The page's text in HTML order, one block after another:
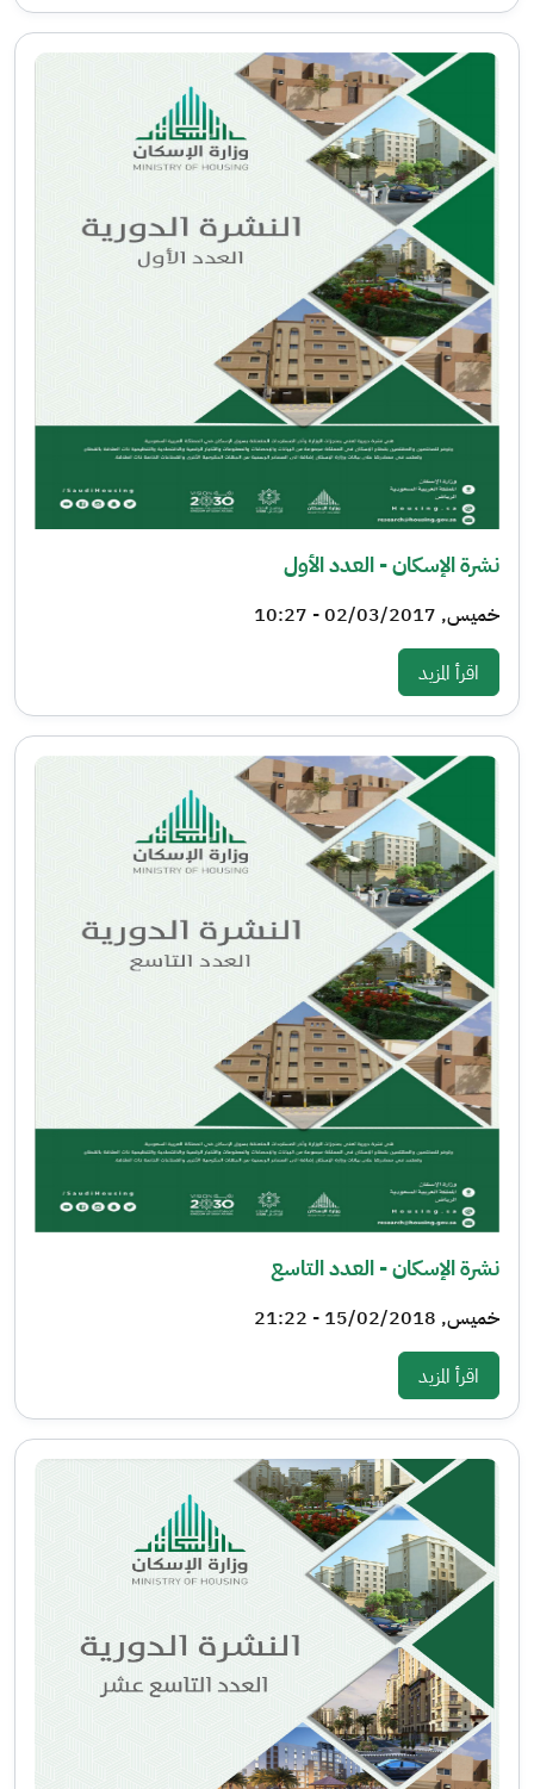
نشرة الإسكان - العدد الأول
خميس, 02/03/2017 - 10:27
اقرأ المزيد: نشرة الإسكان - العدد الأول
نشرة الإسكان - العدد التاسع
خميس, 15/02/2018 - 21:22
اقرأ المزيد: نشرة الإسكان - العدد التاسع